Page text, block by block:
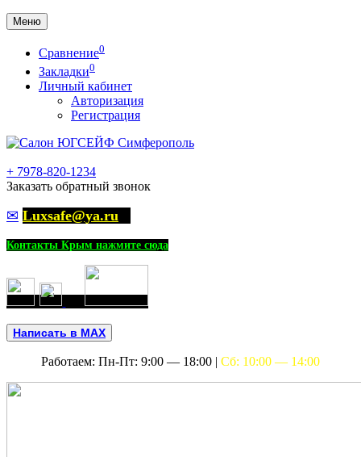
Меню
Сравнение0
Закладки0
Личный кабинет
Авторизация
Регистрация
+ 7978-820-1234
Заказать обратный звонок
✉ Luxsafe@ya.ru
Контакты Крым нажмите сюда
Написать в MAX
Работаем: Пн-Пт: 9:00 — 18:00 | Сб: 10:00 — 14:00